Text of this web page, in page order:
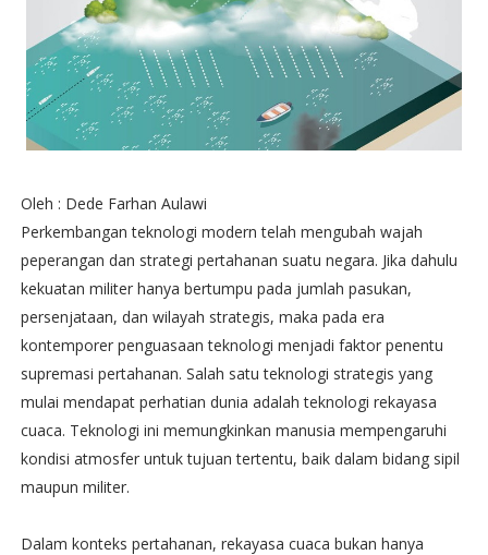
Oleh : Dede Farhan Aulawi
Perkembangan teknologi modern telah mengubah wajah
peperangan dan strategi pertahanan suatu negara. Jika dahulu
kekuatan militer hanya bertumpu pada jumlah pasukan,
persenjataan, dan wilayah strategis, maka pada era
kontemporer penguasaan teknologi menjadi faktor penentu
supremasi pertahanan. Salah satu teknologi strategis yang
mulai mendapat perhatian dunia adalah teknologi rekayasa
cuaca. Teknologi ini memungkinkan manusia mempengaruhi
kondisi atmosfer untuk tujuan tertentu, baik dalam bidang sipil
maupun militer.
Dalam konteks pertahanan, rekayasa cuaca bukan hanya